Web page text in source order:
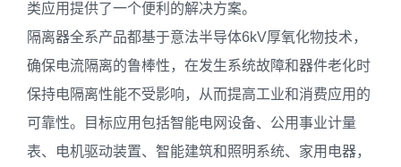
类应用提供了一个便利的解决方案。
隔离器全系产品都基于意法半导体6kV厚氧化物技术，
确保电流隔离的鲁棒性，在发生系统故障和器件老化时
保持电隔离性能不受影响，从而提高工业和消费应用的
可靠性。目标应用包括智能电网设备、公用事业计量
表、电机驱动装置、智能建筑和照明系统、家用电器，